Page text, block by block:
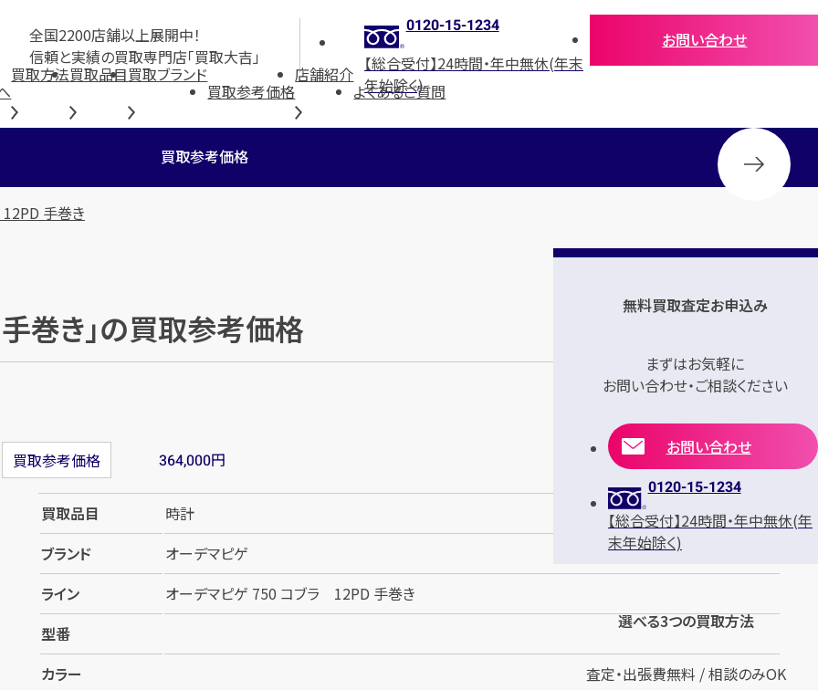
全国2200店舗以上展開中！
信頼と実績の買取専門店「買取大吉」
0120-15-1234
【総合受付】24時間・年中無休(年末
年始除く)
お問い合わせ
買取方法買取品目買取ブランド
買取参考価格
店舗紹介
よくあるご質問
買取参考価格
手巻き
巻き」の買取参考価格
買取参考価格 364,000円
買取品目
時計
ブランド
オーデマピゲ
ライン
オーデマピゲ 750 コブラ 12PD 手巻き
型番
カラー
無料買取査定お申込み
まずはお気軽に
お問い合わせ・ご相談ください
お問い合わせ
0120-15-1234
【総合受付】24時間・年中無休(年
末年始除く)
選べる3つの買取方法
査定・出張費無料 / 相談のみOK